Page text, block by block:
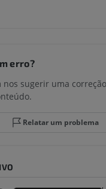
erro?
nos sugerir uma
Relatar um problema